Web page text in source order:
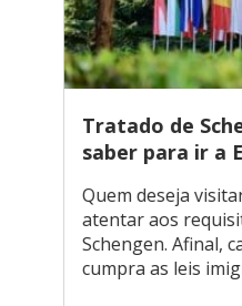
Tratado de
saber para ir a
Quem deseja
atentar aos
Schengen. Afinal,
cumpra as leis